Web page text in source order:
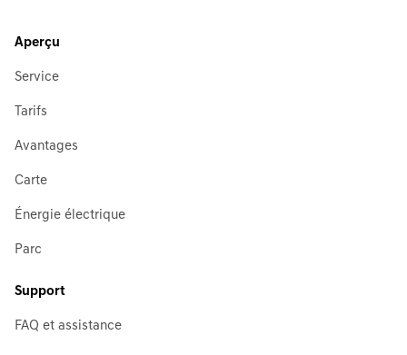
Aperçu
Service
Tarifs
Avantages
Carte
Énergie électrique
Parc
Support
FAQ et assistance